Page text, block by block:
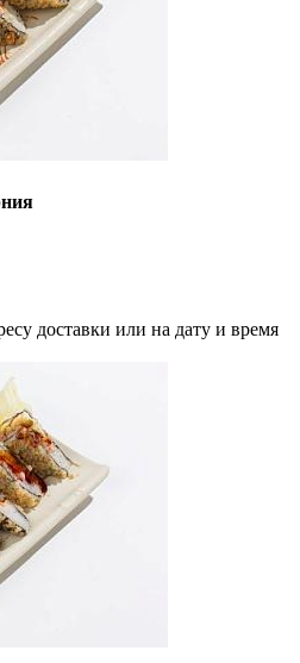
доставки или на дату и время